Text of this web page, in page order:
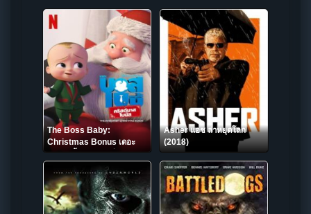
The Boss Baby:
Christmas Bonus เดอะ
บอส เบบี้ คริสต์มาสโบนัส
Asher แอช ล่าหยุดโลก
(2018)